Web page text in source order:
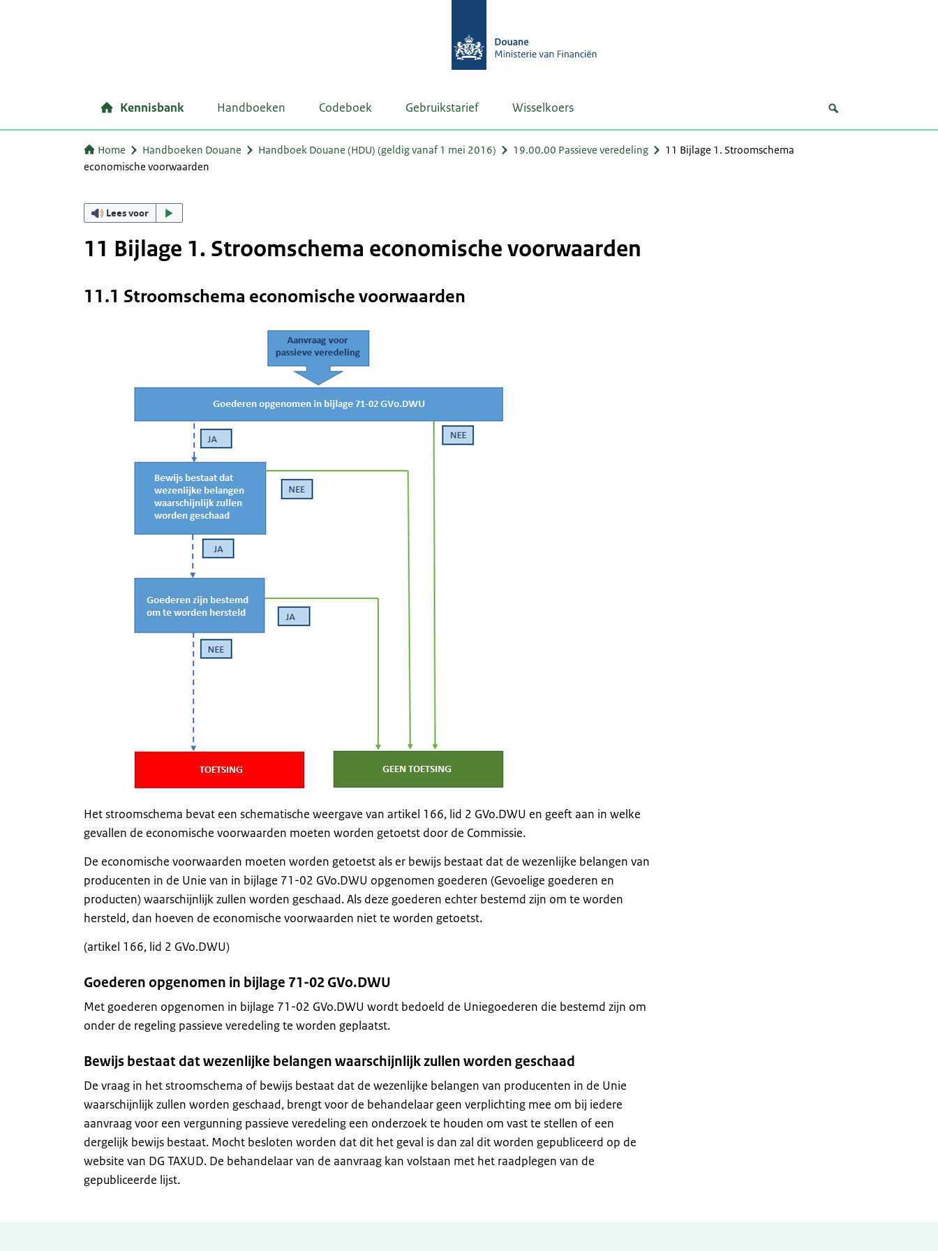
Kennisbank Handboeken Codeboek Gebruikstarief Wisselkoers
Home Handboeken Douane Handboek Douane (HDU) (geldig vanaf 1 mei 2016) 19.00.00 Passieve veredeling
11 Bijlage 1. Stroomschema
economische voorwaarden
Lees voor
11 Bijlage 1. Stroomschema economische voorwaarden
11.1 Stroomschema economische voorwaarden
Het stroomschema bevat een schematische weergave van artikel 166, lid 2 GVo.DWU en geeft aan in welke
gevallen de economische voorwaarden moeten worden getoetst door de Commissie.
De economische voorwaarden moeten worden getoetst als er bewijs bestaat dat de wezenlijke belangen van
producenten in de Unie van in bijlage 71-02 GVo.DWU opgenomen goederen (Gevoelige goederen en
producten) waarschijnlijk zullen worden geschaad. Als deze goederen echter bestemd zijn om te worden
hersteld, dan hoeven de economische voorwaarden niet te worden getoetst.
(artikel 166, lid 2 GVo.DWU)
Goederen opgenomen in bijlage 71-02 GVo.DWU
Met goederen opgenomen in bijlage 71-02 GVo.DWU wordt bedoeld de Uniegoederen die bestemd zijn om
onder de regeling passieve veredeling te worden geplaatst.
Bewijs bestaat dat wezenlijke belangen waarschijnlijk zullen worden geschaad
De vraag in het stroomschema of bewijs bestaat dat de wezenlijke belangen van producenten in de Unie
waarschijnlijk zullen worden geschaad, brengt voor de behandelaar geen verplichting mee om bij iedere
aanvraag voor een vergunning passieve veredeling een onderzoek te houden om vast te stellen of een
dergelijk bewijs bestaat. Mocht besloten worden dat dit het geval is dan zal dit worden gepubliceerd op de
website van DG TAXUD. De behandelaar van de aanvraag kan volstaan met het raadplegen van de
gepubliceerde lijst.